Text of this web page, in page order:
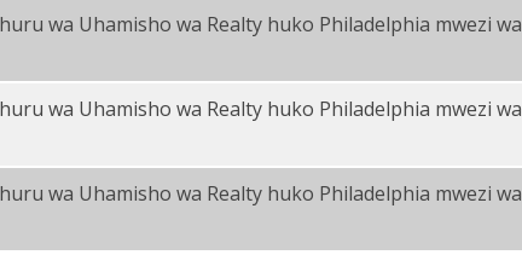
wa Uhamisho wa Realty huko Philadelphia mwezi wa
wa Uhamisho wa Realty huko Philadelphia mwezi wa
wa Uhamisho wa Realty huko Philadelphia mwezi wa